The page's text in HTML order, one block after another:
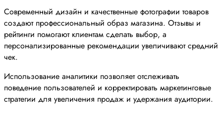
Современный дизайн и качественные фотографии товаров
создают профессиональный образ магазина. Отзывы и
рейтинги помогают клиентам сделать выбор, а
персонализированные рекомендации увеличивают средний
чек.
Использование аналитики позволяет отслеживать
поведение пользователей и корректировать маркетинговые
стратегии для увеличения продаж и удержания аудитории.